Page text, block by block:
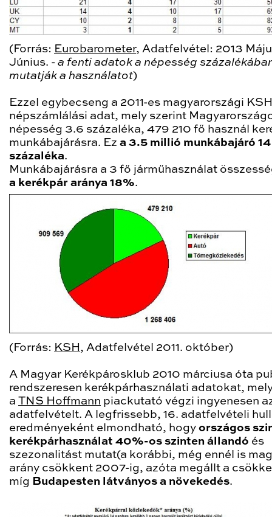
(Forrás: Eurobarometer, Adatfelvétel: 2013
Június. - a fenti adatok a népesség
mutatják a használatot)
Ezzel egybecseng a 2011-es magyarországi KSH
népszámlálási adat, mely szerint
népesség 3.6 százaléka, 479 210 fő használ
munkábajárásra. Ez a 3.5 millió munkábajáró 14
százaléka.
Munkábajárásra a 3 fő járműhasználat
a kerékpár aránya 18%.
(Forrás: KSH , Adatfelvétel 2011. október)
A Magyar Kerékpárosklub 2010 márciusa óta
rendszeresen kerékpárhasználati adatokat,
a TNS Hoffmann piackutató végzi ingyenesen
adatfelvételt. A legfrissebb, 16. adatfelvételi
eredményeként elmondható, hogy országos
kerékpárhasználat 40%-os szinten állandó és
szezonalitást mutat(a korábbi, még ennél is
arány csökkent 2007-ig, azóta megállt a
míg Budapesten látványos a növekedés.